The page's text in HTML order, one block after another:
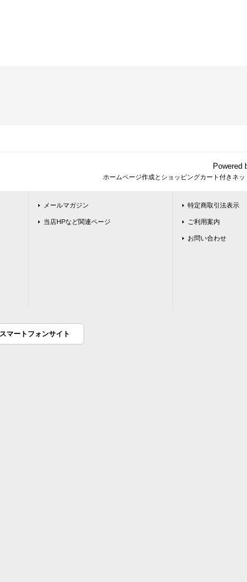
Powered
ホームページ作成とショッピングカート付きネ
メールマガジン
当店HPなど関連ページ
特定商取引法表示
ご利用案内
お問い合わせ
スマートフォンサイト